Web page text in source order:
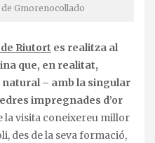
Gmorenocollado
Riutort es realitza al
que, en realitat,
natural – amb la singular
impregnades d’or
la visita coneixereu millor
des de la seva formació,